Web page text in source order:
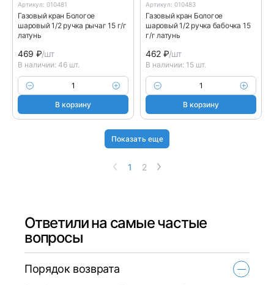
Артикул: 010481
Газовый кран Бологое
шаровый 1/2 ручка рычаг 15 г/г
латунь
469 ₽/шт
В наличии: 46 шт.
В корзину
Артикул: 010483
Газовый кран Бологое
шаровый 1/2 ручка бабочка 15
г/г латунь
462 ₽/шт
В наличии: 15 шт.
В корзину
Показать еще
1 2
Ответили на самые частые
вопросы
Порядок возврата